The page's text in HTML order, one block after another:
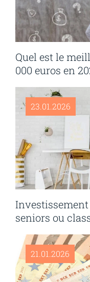
Quel est le
000 euros en
23.01.2026
seniors ou
21.01.2026